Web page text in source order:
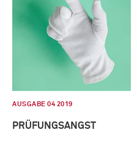
AUSGABE 04 2019
PRÜFUNGSANGST